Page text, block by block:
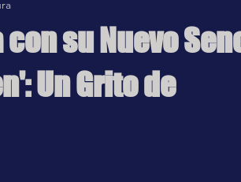
su Nuevo
Un Grito de